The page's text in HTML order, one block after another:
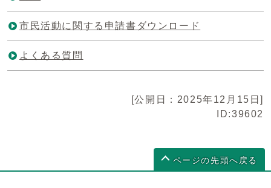
市民活動に関する申請書ダウンロード
よくある質問
[公開日：2025年12月15日]
ID:39602
ページの先頭へ戻る